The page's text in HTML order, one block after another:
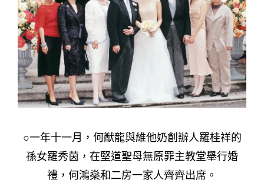
○一年十一月，何猷龍與維他奶創辦人羅桂祥的
孫女羅秀茵，在堅道聖母無原罪主教堂舉行婚
禮，何鴻燊和二房一家人齊齊出席。